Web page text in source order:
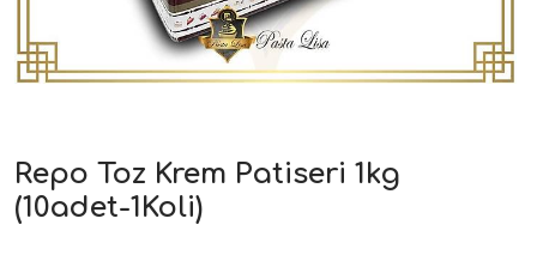
Repo Toz Krem Patiseri 1kg
(10adet-1Koli)